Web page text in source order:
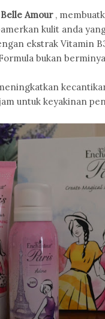
Amour,
kulit anda
ekstrak Vitamin
bukan
untuk keyakinan